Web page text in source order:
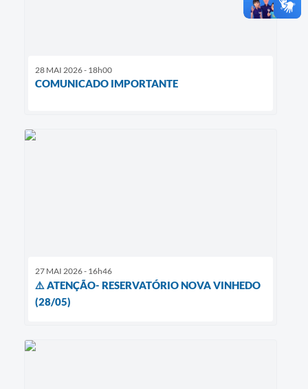
28 MAI 2026 - 18h00
COMUNICADO IMPORTANTE
27 MAI 2026 - 16h46
⚠️ ATENÇÃO- RESERVATÓRIO NOVA VINHEDO
(28/05)